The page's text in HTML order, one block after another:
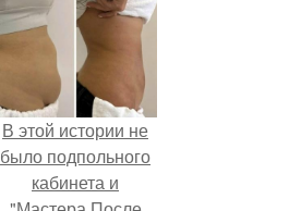
В этой истории не
было подпольного
кабинета и